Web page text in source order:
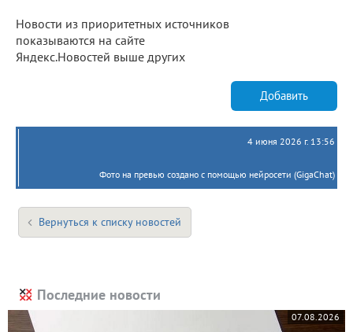
Новости из приоритетных источников
показываются на сайте
Яндекс.Новостей выше других
Добавить
4 июня 2026 г. 13:56
Фото на превью создано с помощью нейросети (GigaChat)
Вернуться к списку новостей
Последние новости
07.08.2026